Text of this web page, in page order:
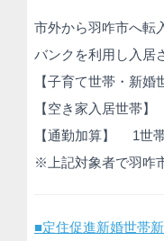
市外から羽咋市へ転
バンクを利用し入居
【子育て世帯・新
【空き家入居世帯
【通勤加算】 1世
※上記対象者で羽咋
■定住促進新婚世帯